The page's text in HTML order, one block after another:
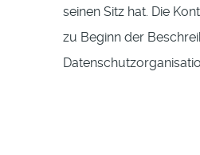
seinen Sitz hat. Die
zu Beginn der